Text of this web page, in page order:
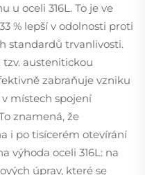
u oceli 316L. To je ve
% lepší v odolnosti proti
standardů trvanlivosti.
austenitickou
zabraňuje vzniku
místech spojení
znamená, že
i po tisícerém otevírání
výhoda oceli 316L: na
úprav, které se